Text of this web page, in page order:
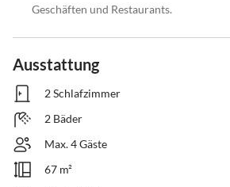
Geschäften und Restaurants.
Ausstattung
2 Schlafzimmer
2 Bäder
Max. 4 Gäste
67 m²